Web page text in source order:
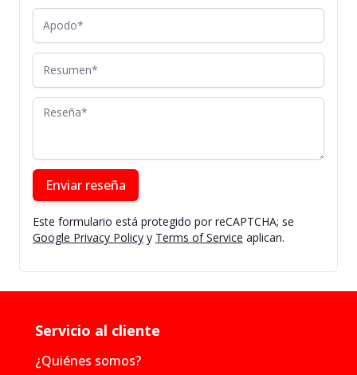
Apodo
Resumen
Reseña
Enviar reseña
Este formulario está protegido por reCAPTCHA; se
Google Privacy Policy y Terms of Service aplican.
Servicio al cliente
¿Quiénes somos?